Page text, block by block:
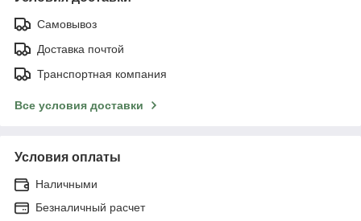
Самовывоз
Доставка почтой
Транспортная компания
Все условия доставки
Условия оплаты
Наличными
Безналичный расчет